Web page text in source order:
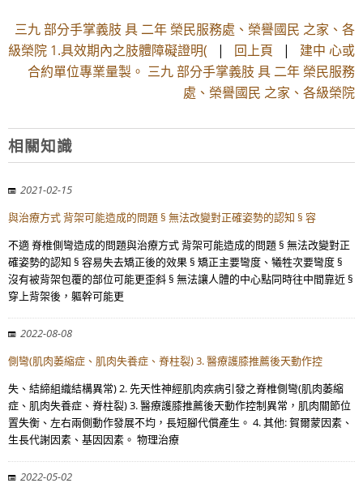
三九 部分手掌義肢 具 二年 榮民服務處、榮譽國民 之家、各
級榮院 1.具效期內之肢體障礙證明( | 回上頁 | 建中 心或
合約單位專業量製。 三九 部分手掌義肢 具 二年 榮民服務
處、榮譽國民 之家、各級榮院
相關知識
2021-02-15
與治療方式 背架可能造成的問題 § 無法改變對正確姿勢的認知 § 容
不適 脊椎側彎造成的問題與治療方式 背架可能造成的問題 § 無法改變對正
確姿勢的認知 § 容易失去矯正後的效果 § 矯正主要彎度、犧牲次要彎度 §
沒有被背架包覆的部位可能更歪斜 § 無法讓人體的中心點同時往中間靠近 §
穿上背架後，軀幹可能更
2022-08-08
側彎(肌肉萎縮症、肌肉失養症、脊柱裂) 3. 醫療護膝推薦後天動作控
失、結締組織結構異常) 2. 先天性神經肌肉疾病引發之脊椎側彎(肌肉萎縮
症、肌肉失養症、脊柱裂) 3. 醫療護膝推薦後天動作控制異常，肌肉關節位
置失衡、左右兩側動作發展不均，長短腳代償產生。 4. 其他: 賀爾蒙因素、
生長代謝因素、基因因素。 物理治療
2022-05-02